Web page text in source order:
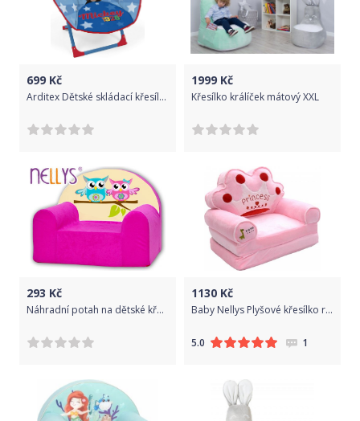
699 Kč
Arditex Dětské skládací křesílko Mickey
1999 Kč
Křesílko králíček mátový XXL
293 Kč
Náhradní potah na dětské křeslo Nellys - Sovičky Nellys růžové
1130 Kč
Baby Nellys Plyšové křesílko rozkládací - růžové 3v1 - Princess
5.0 1